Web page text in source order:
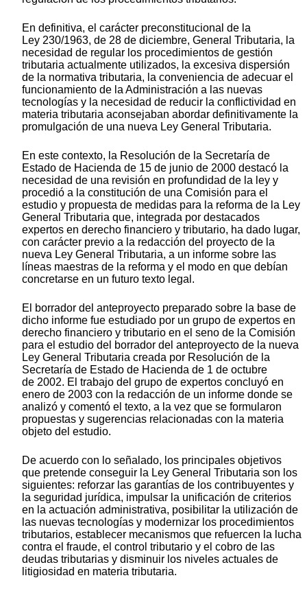
En definitiva, el carácter preconstitucional de la
Ley 230/1963, de 28 de diciembre, General Tributaria, la
necesidad de regular los procedimientos de gestión
tributaria actualmente utilizados, la excesiva dispersión
de la normativa tributaria, la conveniencia de adecuar el
funcionamiento de la Administración a las nuevas
tecnologías y la necesidad de reducir la conflictividad en
materia tributaria aconsejaban abordar definitivamente la
promulgación de una nueva Ley General Tributaria.
En este contexto, la Resolución de la Secretaría de
Estado de Hacienda de 15 de junio de 2000 destacó la
necesidad de una revisión en profundidad de la ley y
procedió a la constitución de una Comisión para el
estudio y propuesta de medidas para la reforma de la Ley
General Tributaria que, integrada por destacados
expertos en derecho financiero y tributario, ha dado lugar,
con carácter previo a la redacción del proyecto de la
nueva Ley General Tributaria, a un informe sobre las
líneas maestras de la reforma y el modo en que debían
concretarse en un futuro texto legal.
El borrador del anteproyecto preparado sobre la base de
dicho informe fue estudiado por un grupo de expertos en
derecho financiero y tributario en el seno de la Comisión
para el estudio del borrador del anteproyecto de la nueva
Ley General Tributaria creada por Resolución de la
Secretaría de Estado de Hacienda de 1 de octubre
de 2002. El trabajo del grupo de expertos concluyó en
enero de 2003 con la redacción de un informe donde se
analizó y comentó el texto, a la vez que se formularon
propuestas y sugerencias relacionadas con la materia
objeto del estudio.
De acuerdo con lo señalado, los principales objetivos
que pretende conseguir la Ley General Tributaria son los
siguientes: reforzar las garantías de los contribuyentes y
la seguridad jurídica, impulsar la unificación de criterios
en la actuación administrativa, posibilitar la utilización de
las nuevas tecnologías y modernizar los procedimientos
tributarios, establecer mecanismos que refuercen la lucha
contra el fraude, el control tributario y el cobro de las
deudas tributarias y disminuir los niveles actuales de
litigiosidad en materia tributaria.